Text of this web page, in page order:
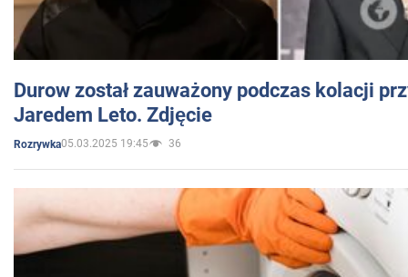
Durow został zauważony podczas kolacji
Jaredem Leto. Zdjęcie
Rozrywka05.03.2025 19:45 36